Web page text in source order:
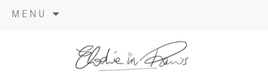
MENU